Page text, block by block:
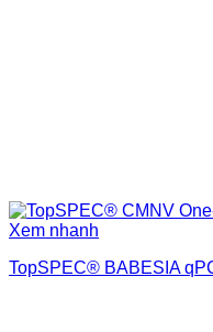
Xem nhanh
TopSPEC® BABESIA